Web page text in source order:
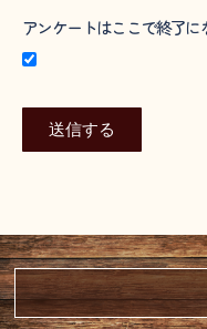
アンケートはここで終了に
送信する